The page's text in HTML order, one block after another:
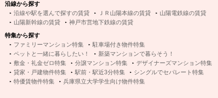
沿線から探す
沿線や駅を選んで探すの賃貸
ＪＲ山陽本線の賃貸
山陽電鉄線の賃貸
山陽新幹線の賃貸
神戸市営地下鉄線の賃貸
特集から探す
ファミリーマンション特集
駐車場付き物件特集
ペットと一緒に暮らしたい！
新築マンションで暮らそう！
敷金・礼金ゼロ特集
分譲マンション特集
デザイナーズマンション特集
貸家・戸建物件特集
駅前・駅近3分特集
シングルでセパレート特集
特優賃物件特集
兵庫県立大学学生向け物件特集